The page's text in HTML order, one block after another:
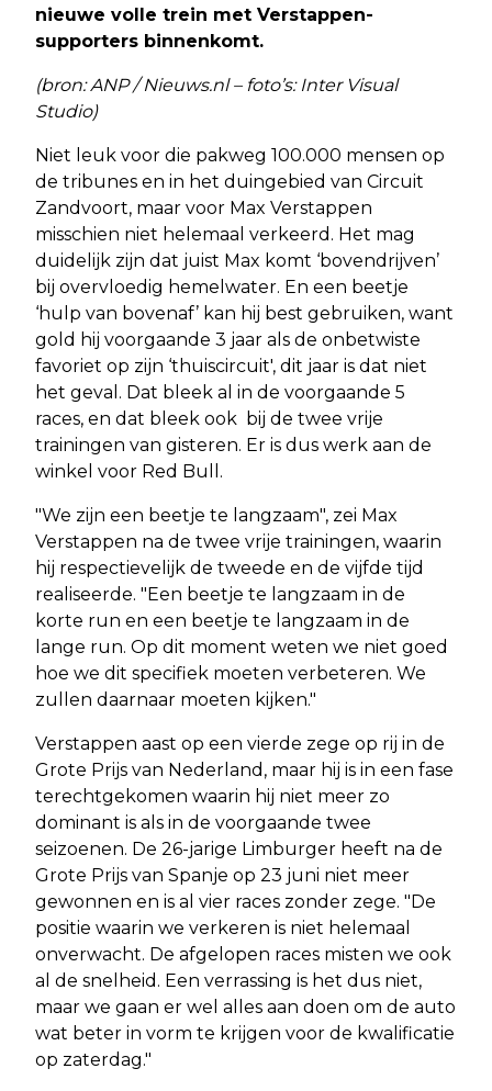
nieuwe volle trein met Verstappen-
supporters binnenkomt.
(bron: ANP / Nieuws.nl – foto’s: Inter Visual
Studio)
Niet leuk voor die pakweg 100.000 mensen op
de tribunes en in het duingebied van Circuit
Zandvoort, maar voor Max Verstappen
misschien niet helemaal verkeerd. Het mag
duidelijk zijn dat juist Max komt ‘bovendrijven’
bij overvloedig hemelwater. En een beetje
‘hulp van bovenaf’ kan hij best gebruiken, want
gold hij voorgaande 3 jaar als de onbetwiste
favoriet op zijn ‘thuiscircuit', dit jaar is dat niet
het geval. Dat bleek al in de voorgaande 5
races, en dat bleek ook bij de twee vrije
trainingen van gisteren. Er is dus werk aan de
winkel voor Red Bull.
"We zijn een beetje te langzaam", zei Max
Verstappen na de twee vrije trainingen, waarin
hij respectievelijk de tweede en de vijfde tijd
realiseerde. "Een beetje te langzaam in de
korte run en een beetje te langzaam in de
lange run. Op dit moment weten we niet goed
hoe we dit specifiek moeten verbeteren. We
zullen daarnaar moeten kijken."
Verstappen aast op een vierde zege op rij in de
Grote Prijs van Nederland, maar hij is in een fase
terechtgekomen waarin hij niet meer zo
dominant is als in de voorgaande twee
seizoenen. De 26-jarige Limburger heeft na de
Grote Prijs van Spanje op 23 juni niet meer
gewonnen en is al vier races zonder zege. "De
positie waarin we verkeren is niet helemaal
onverwacht. De afgelopen races misten we ook
al de snelheid. Een verrassing is het dus niet,
maar we gaan er wel alles aan doen om de auto
wat beter in vorm te krijgen voor de kwalificatie
op zaterdag."